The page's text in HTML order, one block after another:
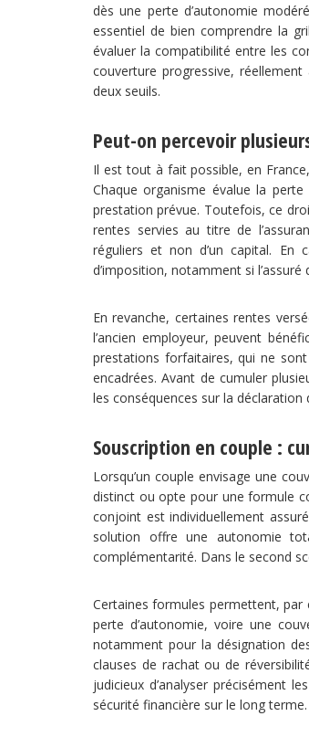
dès une perte d’autonomie
essentiel de bien comprendre la
évaluer la compatibilité entre les
couverture progressive, réellement
deux seuils.
Peut-on percevoir
Il est tout à fait possible, en
Chaque organisme évalue la perte
prestation prévue. Toutefois, ce
rentes servies au titre de
réguliers et non d’un capital.
d’imposition, notamment si l’assuré
En revanche, certaines rentes
l’ancien employeur, peuvent
prestations forfaitaires, qui ne
encadrées. Avant de cumuler
les conséquences sur la
Souscription en couple :
Lorsqu’un couple envisage une
distinct ou opte pour une formule
conjoint est individuellement
solution offre une autonomie
complémentarité. Dans le second
Certaines formules permettent, par
perte d’autonomie, voire une
notamment pour la désignation
clauses de rachat ou de
judicieux d’analyser précisément
sécurité financière sur le long terme.